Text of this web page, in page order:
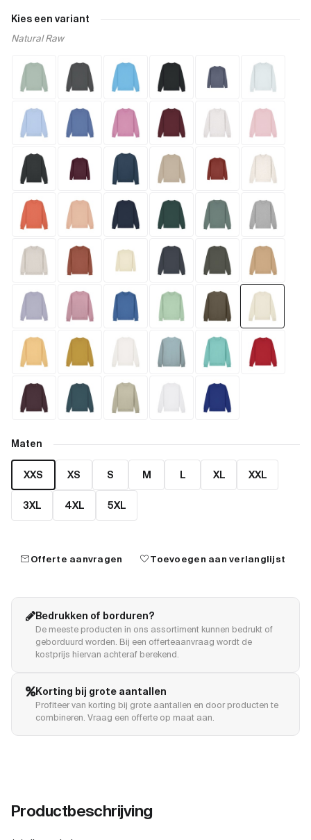
Kies een variant
Natural Raw
Maten
XXS XS S M L XL XXL
3XL 4XL 5XL
mailOfferte aanvragen favoriteToevoegen aan verlanglijst
Bedrukken of borduren?
De meeste producten in ons assortiment kunnen bedrukt of
geborduurd worden. Bij een offerteaanvraag wordt de
kostprijs hiervan achteraf berekend.
Korting bij grote aantallen
Profiteer van korting bij grote aantallen en door producten te
combineren. Vraag een offerte op maat aan.
Productbeschrijving